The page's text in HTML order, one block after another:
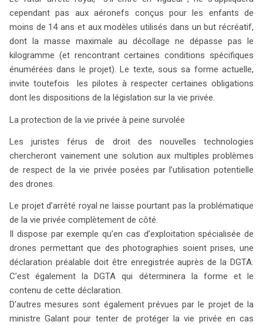
cependant pas aux aéronefs conçus pour les enfants de
moins de 14 ans et aux modèles utilisés dans un but récréatif,
dont la masse maximale au décollage ne dépasse pas le
kilogramme (et rencontrant certaines conditions spécifiques
énumérées dans le projet). Le texte, sous sa forme actuelle,
invite toutefois les pilotes à respecter certaines obligations
dont les dispositions de la législation sur la vie privée.
La protection de la vie privée à peine survolée
Les juristes férus de droit des nouvelles technologies
chercheront vainement une solution aux multiples problèmes
de respect de la vie privée posées par l’utilisation potentielle
des drones.
Le projet d’arrêté royal ne laisse pourtant pas la problématique
de la vie privée complètement de côté.
Il dispose par exemple qu’en cas d’exploitation spécialisée de
drones permettant que des photographies soient prises, une
déclaration préalable doit être enregistrée auprès de la DGTA.
C’est également la DGTA qui déterminera la forme et le
contenu de cette déclaration.
D’autres mesures sont également prévues par le projet de la
ministre Galant pour tenter de protéger la vie privée en cas